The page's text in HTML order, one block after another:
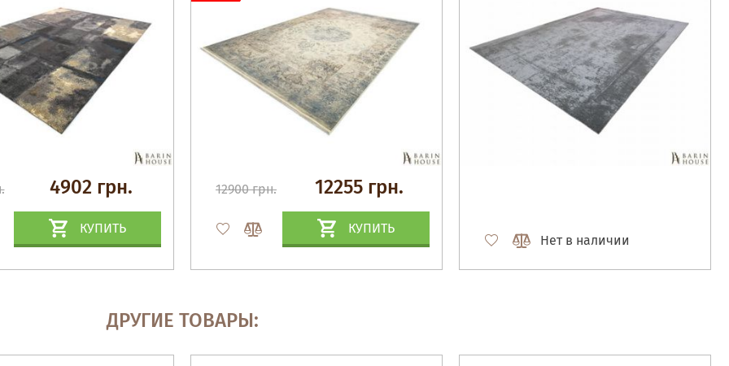
4902 грн.
КУПИТЬ
12900 грн. 12255 грн.
КУПИТЬ
Нет в наличии
ДРУГИЕ ТОВАРЫ: